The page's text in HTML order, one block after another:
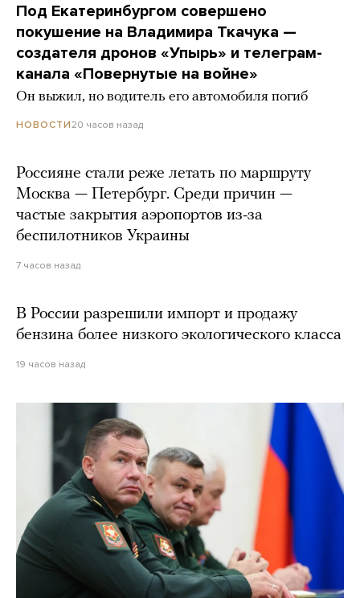
Под Екатеринбургом совершено
покушение на Владимира Ткачука —
создателя дронов «Упырь» и телеграм-
канала «Повернутые на войне»
Он выжил, но водитель его автомобиля погиб
НОВОСТИ20 часов назад
Россияне стали реже летать по маршруту
Москва — Петербург. Среди причин —
частые закрытия аэропортов из-за
беспилотников Украины
7 часов назад
В России разрешили импорт и продажу
бензина более низкого экологического класса
19 часов назад